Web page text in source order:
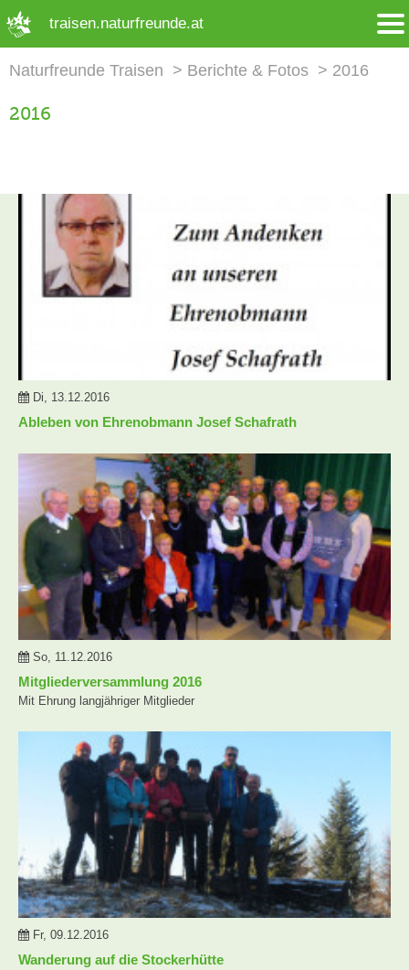
traisen.naturfreunde.at
Naturfreunde Traisen Berichte & Fotos 2016
2016
Di, 13.12.2016
Ableben von Ehrenobmann Josef Schafrath
So, 11.12.2016
Mitgliederversammlung 2016
Mit Ehrung langjähriger Mitglieder
Fr, 09.12.2016
Wanderung auf die Stockerhütte